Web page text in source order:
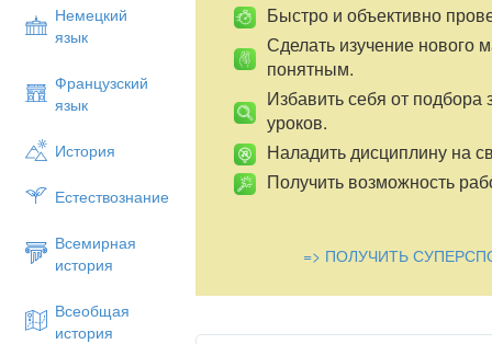
Немецкий
язык
Французский
язык
История
Естествознание
Всемирная
история
Всеобщая
история
Быстро и объективно
Сделать изучение нового
понятным.
Избавить себя от подбора
уроков.
Наладить дисциплину на
Получить возможность
=> ПОЛУЧИТЬ